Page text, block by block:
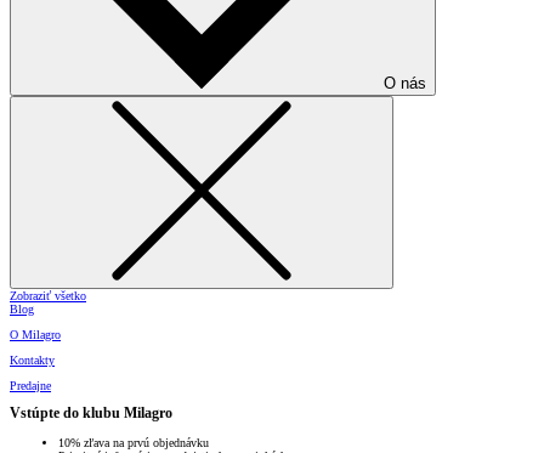
O nás
Zobraziť všetko
Blog
O Milagro
Kontakty
Predajne
Vstúpte do klubu Milagro
10% zľava na prvú objednávku